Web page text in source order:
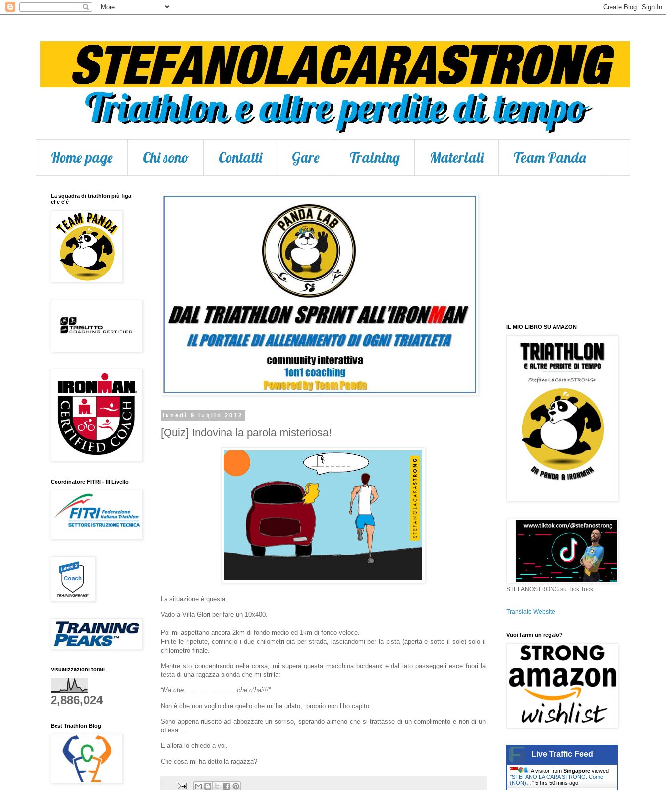
Home page Chi sono Contatti Gare Training Materiali Team Panda
lunedì 9 luglio 2012
[Quiz] Indovina la parola misteriosa!
La situazione è questa.
Vado a Villa Glori per fare un 10x400.
Poi mi aspettano ancora 2km di fondo medio ed 1km di fondo veloce.
Finite le ripetute, comincio i due chilometri già per strada, lasciandomi per la pista (aperta e sotto il sole) solo il
chilometro finale.
Mentre sto concentrando nella corsa, mi supera questa macchina bordeaux e dal lato passeggeri esce fuori la
testa di una ragazza bionda che mi strilla:
“Ma che _ _ _ _ _ _ _ _ _ che c’hai!!!”
Non è che non voglio dire quello che mi ha urlato, proprio non l’ho capito.
Sono appena riuscito ad abbozzare un sorriso, sperando almeno che si trattasse di un complimento e non di un
offesa…
E allora lo chiedo a voi.
Che cosa mi ha detto la ragazza?
La squadra di triathlon più figa
che c'è
Coordinatore FITRI - III Livello
Visualizzazioni totali
2,886,024
Best Triathlon Blog
IL MIO LIBRO SU AMAZON
STEFANOSTRONG su Tick Tock
Translate Website
Vuoi farmi un regalo?
Live Traffic Feed
A visitor from Singapore viewed
"STEFANO LA CARA STRONG: Come
(NON)… " 5 hrs 50 mins ago